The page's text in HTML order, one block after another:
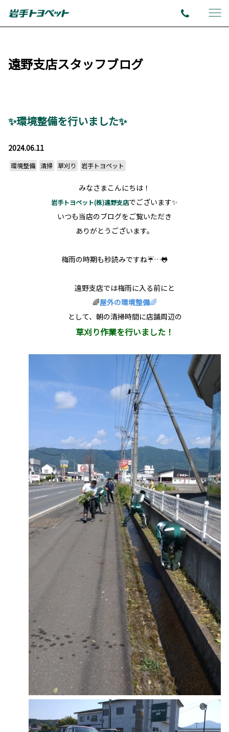
遠野支店スタッフブログ
✨環境整備を行いました✨
2024.06.11
環境整備 清掃 草刈り 岩手トヨペット
みなさまこんにちは！
岩手トヨペット(株)遠野支店でございます✨
いつも当店のブログをご覧いただき
ありがとうございます。
梅雨の時期も秒読みですね☔…🐸
遠野支店では梅雨に入る前にと
🌈屋外の環境整備🌈
として、朝の清掃時間に店舗周辺の
草刈り作業を行いました！